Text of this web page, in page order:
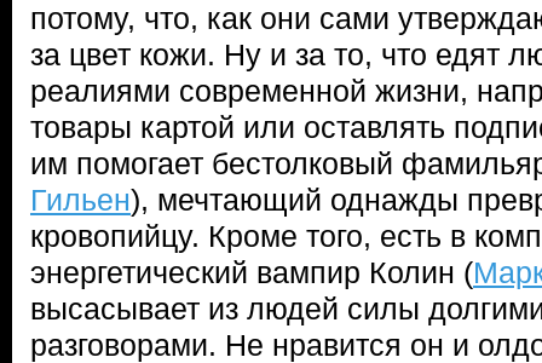
потому, что, как они сами
за цвет кожи. Ну и за то, что едят
реалиями современной жизни,
товары картой или оставлять
им помогает бестолковый
Гильен), мечтающий однажды
кровопийцу. Кроме того, есть в
энергетический вампир Колин (
высасывает из людей силы
разговорами. Не нравится он и